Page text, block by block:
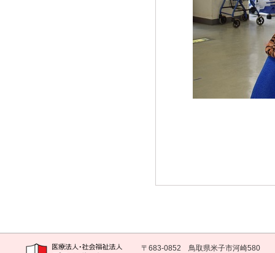
〒683-0852 鳥取県米子市河崎580